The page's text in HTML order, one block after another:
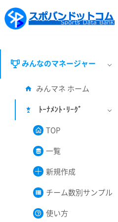
みんなのマネージャー
みんマネ ホーム
ﾄｰﾅﾒﾝﾄ･ﾘｰｸﾞ
TOP
一覧
新規作成
チーム数別サンプル
使い方